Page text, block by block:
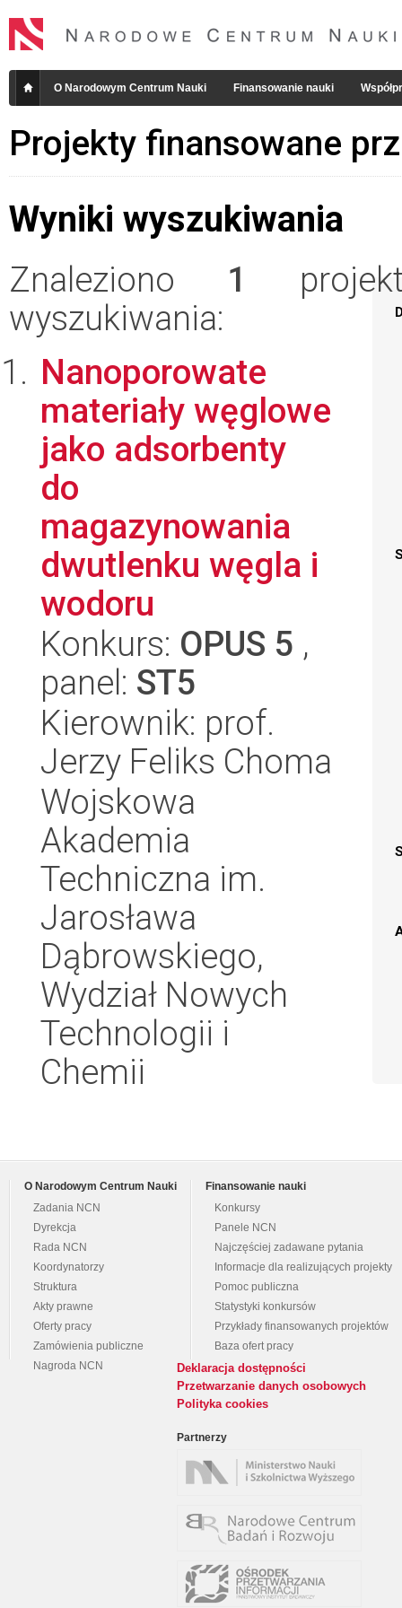
O Narodowym Centrum Nauki Finansowanie nauki
Projekty finansowane
Wyniki wyszukiwania
Znaleziono 1
wyszukiwania:
Nanoporowate
materiały węglowe
jako adsorbenty
do
magazynowania
dwutlenku węgla i
wodoru
Konkurs: OPUS 5 ,
panel: ST5
Kierownik: prof.
Jerzy Feliks Choma
Wojskowa
Akademia
Techniczna im.
Jarosława
Dąbrowskiego,
Wydział Nowych
Technologii i
Chemii
O Narodowym Centrum Nauki
Zadania NCN
Dyrekcja
Rada NCN
Koordynatorzy
Struktura
Akty prawne
Oferty pracy
Zamówienia publiczne
Nagroda NCN
Finansowanie nauki
Konkursy
Panele NCN
Najczęściej zadawane pytania
Informacje dla realizujących projekty
Pomoc publiczna
Statystyki konkursów
Przykłady finansowanych projektów
Baza ofert pracy
Deklaracja dostępności
Przetwarzanie danych osobowych
Polityka cookies
Partnerzy